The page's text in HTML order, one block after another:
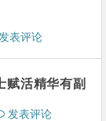
发表评论
赋活精华有副
发表评论